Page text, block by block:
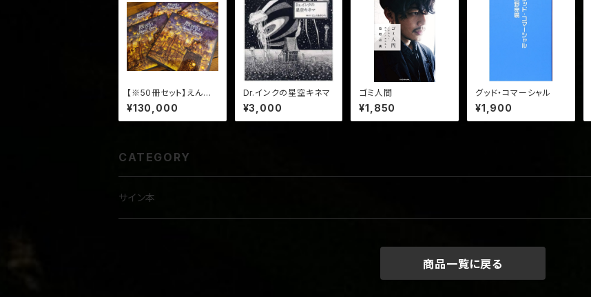
【※50冊セット】えんと
つ町のプペル (サイン入
り・送料込み)
¥130,000
Dr.インクの星空キネマ
¥3,000
ゴミ人間
¥1,850
グッド・コマーシャル
¥1,900
CATEGORY
サイン本
商品一覧に戻る